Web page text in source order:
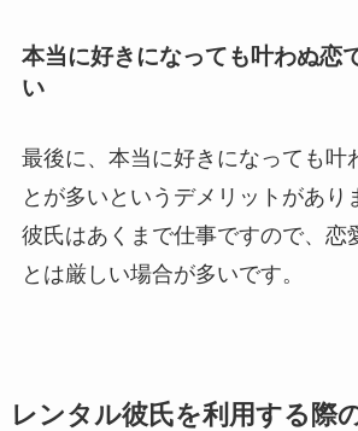
本当に好きになっても叶わぬ恋
い
最後に、本当に好きになっても叶
とが多いというデメリットがあり
彼氏はあくまで仕事ですので、恋
とは厳しい場合が多いです。
レンタル彼氏を利用する際